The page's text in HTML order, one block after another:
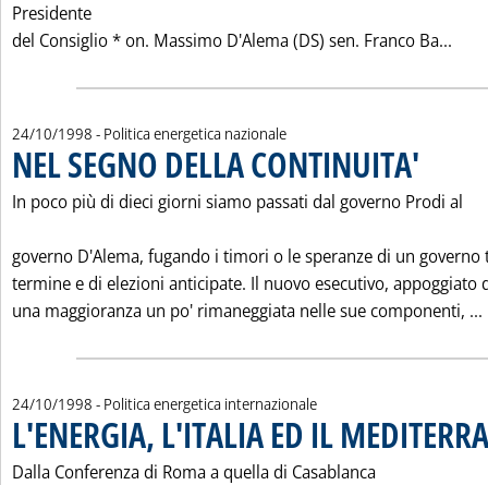
Presidente
del Consiglio * on. Massimo D'Alema (DS) sen. Franco Ba...
24/10/1998 - Politica energetica nazionale
NEL SEGNO DELLA CONTINUITA'
In poco più di dieci giorni siamo passati dal governo Prodi al
governo D'Alema, fugando i timori o le speranze di un governo
termine e di elezioni anticipate. Il nuovo esecutivo, appoggiato
una maggioranza un po' rimaneggiata nelle sue componenti, ...
24/10/1998 - Politica energetica internazionale
L'ENERGIA, L'ITALIA ED IL
Dalla Conferenza di Roma a quella di Casablanca